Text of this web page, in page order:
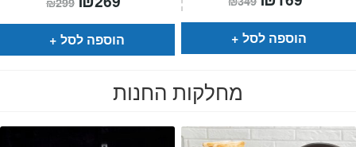
המקורי
היה:
₪299.
הוא:
הוספה לסל
המקורי
היה:
₪349.
הוא:
הוספה לסל
מחלקות החנות